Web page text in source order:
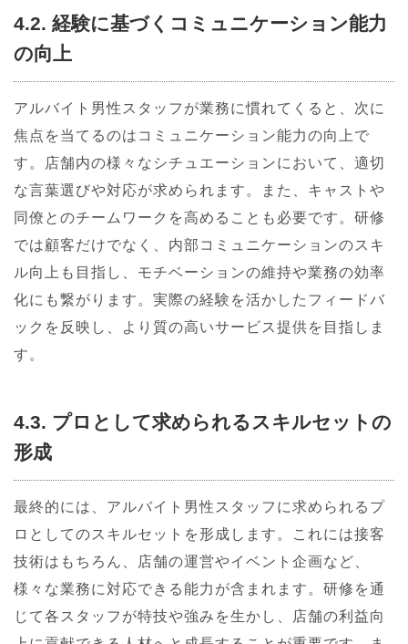
4.2. 経験に基づくコミュニケーション能力
の向上
アルバイト男性スタッフが業務に慣れてくると、次に
焦点を当てるのはコミュニケーション能力の向上で
す。店舗内の様々なシチュエーションにおいて、適切
な言葉選びや対応が求められます。また、キャストや
同僚とのチームワークを高めることも必要です。研修
では顧客だけでなく、内部コミュニケーションのスキ
ル向上も目指し、モチベーションの維持や業務の効率
化にも繋がります。実際の経験を活かしたフィードバ
ックを反映し、より質の高いサービス提供を目指しま
す。
4.3. プロとして求められるスキルセットの
形成
最終的には、アルバイト男性スタッフに求められるプ
ロとしてのスキルセットを形成します。これには接客
技術はもちろん、店舗の運営やイベント企画など、
様々な業務に対応できる能力が含まれます。研修を通
じて各スタッフが特技や強みを生かし、店舗の利益向